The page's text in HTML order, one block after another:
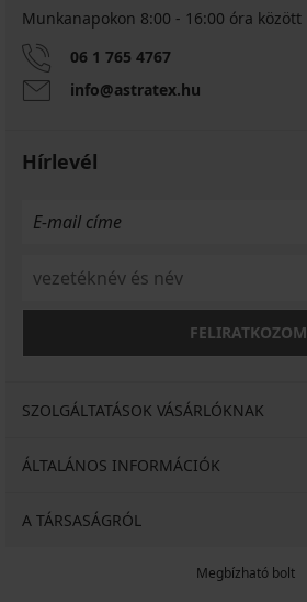
Munkanapokon 8:00 - 16:00 óra között
06 1 765 4767
info@astratex.hu
Hírlevél
FELIRATKOZOM
SZOLGÁLTATÁSOK VÁSÁRLÓKNAK
ÁLTALÁNOS INFORMÁCIÓK
A TÁRSASÁGRÓL
Megbízható bolt